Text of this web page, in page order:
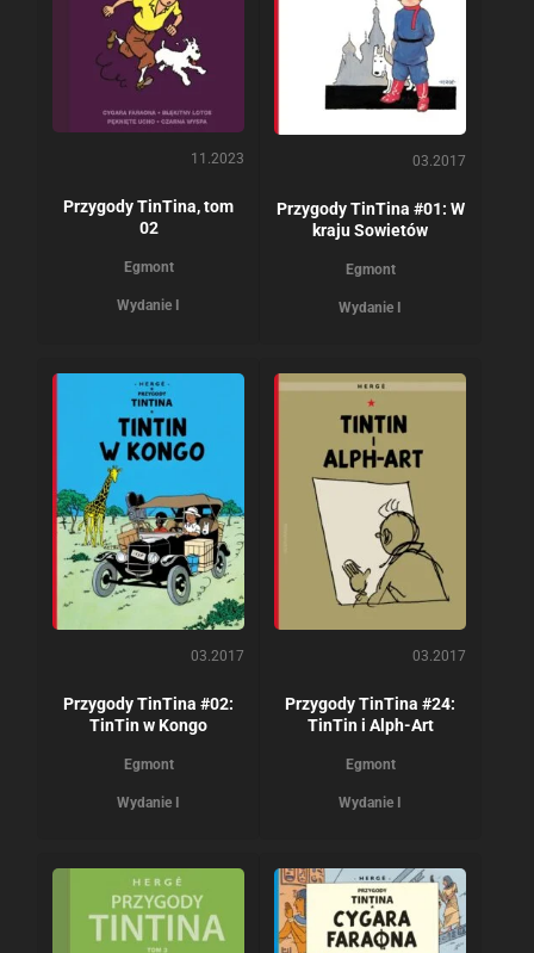
11.2023
Przygody TinTina, tom
02
Egmont
Wydanie I
03.2017
Przygody TinTina #01: W
kraju Sowietów
Egmont
Wydanie I
03.2017
Przygody TinTina #02:
TinTin w Kongo
Egmont
Wydanie I
03.2017
Przygody TinTina #24:
TinTin i Alph-Art
Egmont
Wydanie I